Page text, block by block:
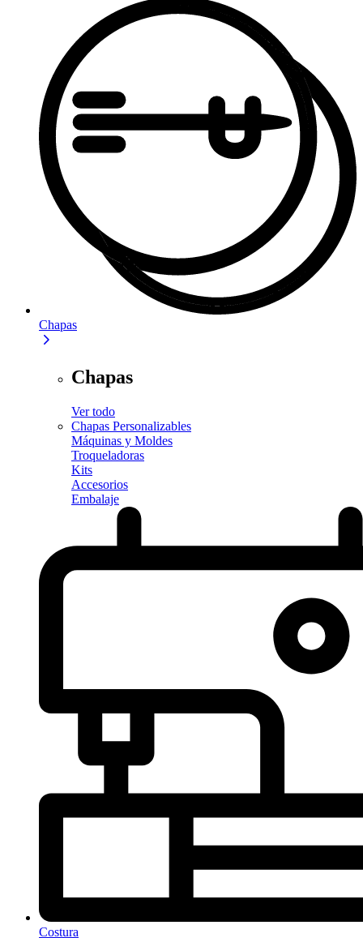
Chapas
Chapas
Ver todo
Chapas Personalizables
Máquinas y Moldes
Troqueladoras
Kits
Accesorios
Embalaje
Costura